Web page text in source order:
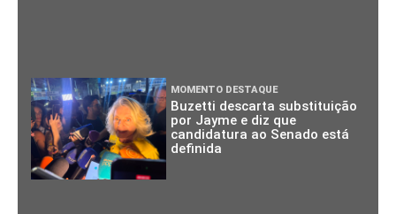
MOMENTO DESTAQUE
Buzetti descarta substituição
por Jayme e diz que
candidatura ao Senado está
definida